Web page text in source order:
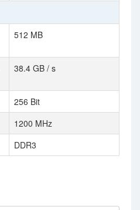
512 MB
38.4 GB / s
256 Bit
1200 MHz
DDR3